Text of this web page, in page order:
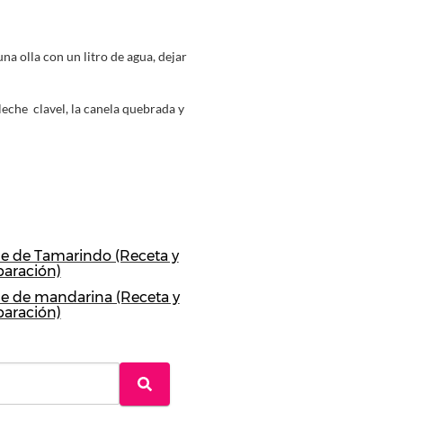
olla con un litro de agua, dejar
clavel, la canela quebrada y
de Tamarindo (Receta y
de mandarina (Receta y